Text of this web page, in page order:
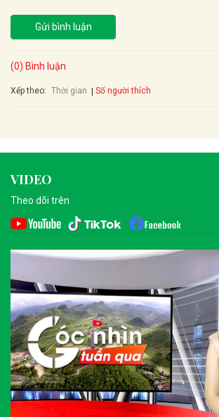
Gửi bình luận
(0) Bình luận
Xếp theo: Thời gian Số người thích
VIDEO
Theo dõi trên